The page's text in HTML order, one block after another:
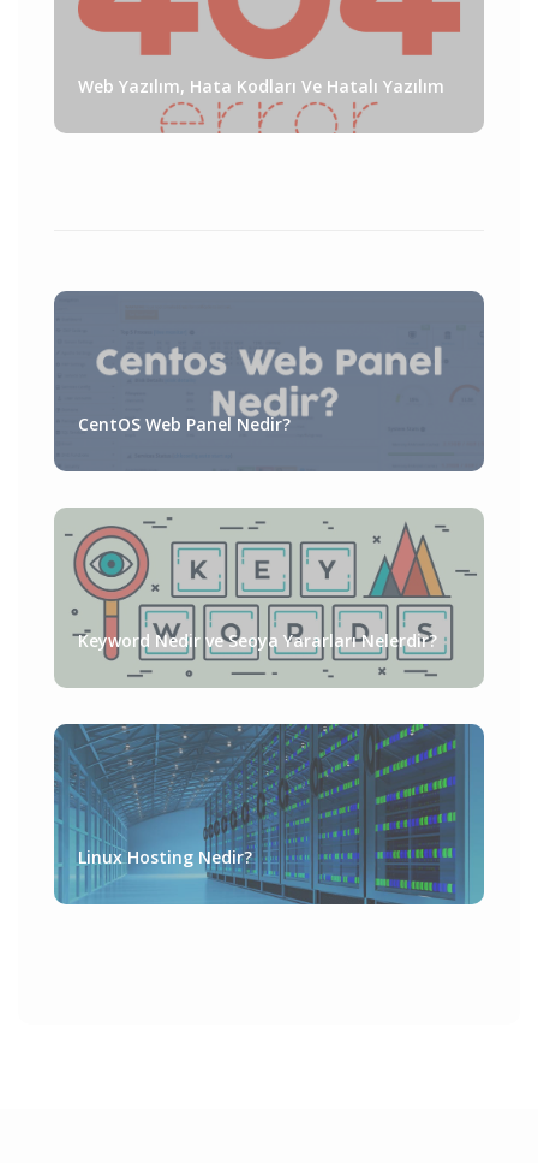
Web Yazılım, Hata Kodları Ve Hatalı Yazılım
CentOS Web Panel Nedir?
Keyword Nedir ve Seoya Yararları Nelerdir?
Linux Hosting Nedir?